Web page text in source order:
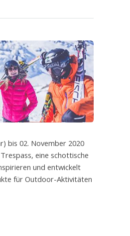
bis 02. November 2020
eine schottische
und entwickelt
für Outdoor-Aktivitäten